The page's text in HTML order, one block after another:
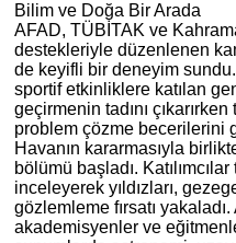
Bilim ve Doğa Bir Arada
AFAD, TÜBİTAK ve
destekleriyle düzenlenen
de keyifli bir deneyim
sportif etkinliklere katılan
geçirmenin tadını
problem çözme becerilerini
Havanın kararmasıyla
bölümü başladı.
inceleyerek yıldızları,
gözlemleme fırsatı
akademisyenler ve